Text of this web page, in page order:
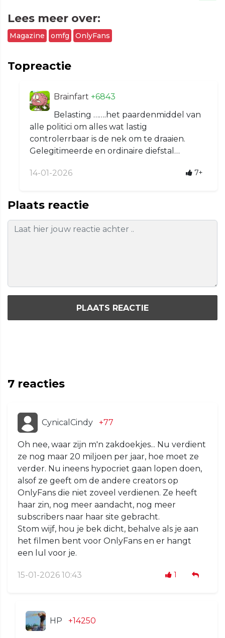
Lees meer over:
Magazine omfg OnlyFans
Topreactie
Brainfart +6843
Belasting …….het paardenmiddel van
alle politici om alles wat lastig
controlerrbaar is de nek om te draaien.
Gelegitimeerde en ordinaire diefstal…
14-01-2026 7+
Plaats reactie
PLAATS REACTIE
7 reacties
CynicalCindy +77
Oh nee, waar zijn m'n zakdoekjes... Nu verdient
ze nog maar 20 miljoen per jaar, hoe moet ze
verder. Nu ineens hypocriet gaan lopen doen,
alsof ze geeft om de andere creators op
OnlyFans die niet zoveel verdienen. Ze heeft
haar zin, nog meer aandacht, nog meer
subscribers naar haar site gebracht.
Stom wijf, hou je bek dicht, behalve als je aan
het filmen bent voor OnlyFans en er hangt
een lul voor je.
15-01-2026 10:43 1
HP +14250